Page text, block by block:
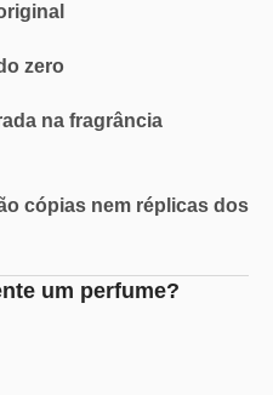
zero
na fragrância
cópias nem réplicas dos
um perfume?